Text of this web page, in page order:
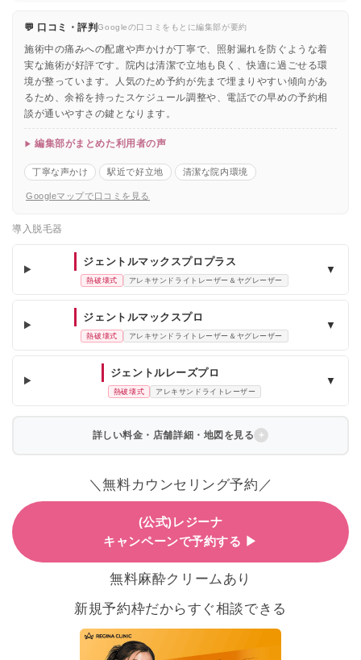
💬 口コミ・評判Googleの口コミをもとに編集部が要約
施術中の痛みへの配慮や声かけが丁寧で、照射漏れを防ぐような着
実な施術が好評です。院内は清潔で立地も良く、快適に過ごせる環
境が整っています。人気のため予約が先まで埋まりやすい傾向があ
るため、余裕を持ったスケジュール調整や、電話での早めの予約相
談が通いやすさの鍵となります。
編集部がまとめた利用者の声
丁寧な声かけ 駅近で好立地 清潔な院内環境
Googleマップで口コミを見る
導入脱毛器
ジェントルマックスプロプラス
熱破壊式 アレキサンドライトレーザー＆ヤグレーザー
▼
ジェントルマックスプロ
熱破壊式 アレキサンドライトレーザー＆ヤグレーザー
▼
ジェントルレーズプロ
熱破壊式 アレキサンドライトレーザー
▼
詳しい料金・店舗詳細・地図を見る
＼無料カウンセリング予約／
(公式)レジーナ
キャンペーンで予約する ▶
無料麻酔クリームあり
新規予約枠だからすぐ相談できる